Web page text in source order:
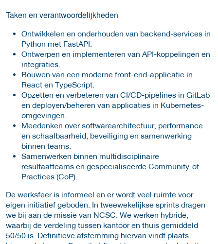
Taken en verantwoordelijkheden
Ontwikkelen en onderhouden van backend-services in
Python met FastAPI.
Ontwerpen en implementeren van API-koppelingen en
integraties.
Bouwen van een moderne front-end-applicatie in
React en TypeScript.
Opzetten en verbeteren van CI/CD-pipelines in GitLab
en deployen/beheren van applicaties in Kubernetes-
omgevingen.
Meedenken over softwarearchitectuur, performance
en schaalbaarheid, beveiliging en samenwerking
binnen teams.
Samenwerken binnen multidisciplinaire
resultaatteams en gespecialiseerde Community-of-
Practices (CoP).
De werksfeer is informeel en er wordt veel ruimte voor
eigen initiatief geboden. In tweewekelijkse sprints dragen
we bij aan de missie van NCSC. We werken hybride,
waarbij de verdeling tussen kantoor en thuis gemiddeld
50/50 is. Definitieve afstemming hiervan vindt plaats